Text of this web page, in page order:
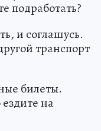
подработать?
и соглашусь.
транспорт
билеты.
на